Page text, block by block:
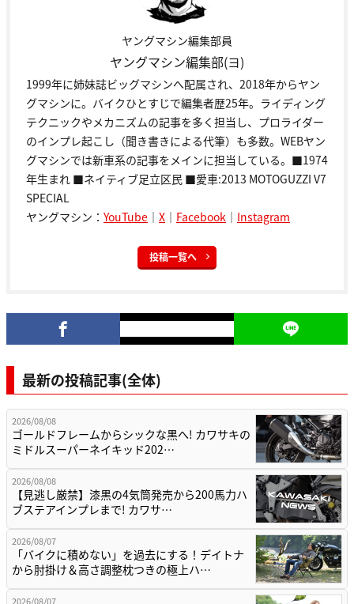
ヤングマシン編集部員
ヤングマシン編集部(ヨ)
1999年に姉妹誌ビッグマシンへ配属され、2018年からヤン
グマシンに。バイクひとすじで編集者歴25年。ライディング
テクニックやメカニズムの記事を多く担当し、プロライダー
のインプレ起こし（聞き書きによる代筆）も多数。WEBヤン
グマシンでは新車系の記事をメインに担当している。■1974
年生まれ ■ネイティブ足立区民 ■愛車:2013 MOTOGUZZI V7
SPECIAL
ヤングマシン： YouTube ｜ X ｜ Facebook ｜ Instagram
投稿一覧へ
最新の投稿記事(全体)
2026/08/08
ゴールドフレームからシックな黒へ! カワサキの
ミドルスーパーネイキッド202…
2026/08/08
【見逃し厳禁】漆黒の4気筒発売から200馬力ハ
ブステアインプレまで! カワサ…
2026/08/07
「バイクに積めない」を過去にする！デイトナ
から肘掛け＆高さ調整枕つきの極上ハ…
2026/08/07